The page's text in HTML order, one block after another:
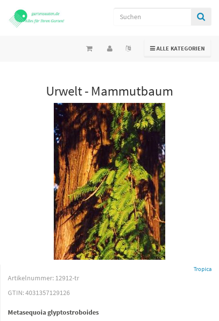
TOGGLE NAVIGATION
ALLE KATEGORIEN
Urwelt - Mammutbaum
Tropica
Artikelnummer: 12912-tr
GTIN:4031357129126
Metasequoia glyptostroboides